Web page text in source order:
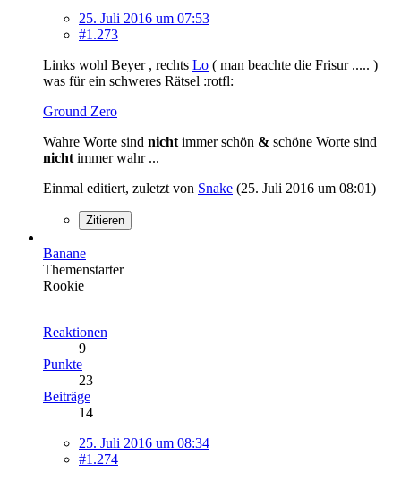
25. Juli 2016 um 07:53
#1.273
Links wohl Beyer , rechts Lo ( man beachte die Frisur ..... )
was für ein schweres Rätsel :rotfl:
Ground Zero
Wahre Worte sind nicht immer schön & schöne Worte sind
nicht immer wahr ...
Einmal editiert, zuletzt von Snake (25. Juli 2016 um 08:01)
Zitieren
Banane
Themenstarter
Rookie
Reaktionen
9
Punkte
23
Beiträge
14
25. Juli 2016 um 08:34
#1.274